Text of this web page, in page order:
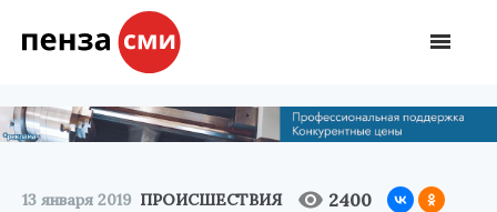
13 января 2019 ПРОИСШЕСТВИЯ 2400